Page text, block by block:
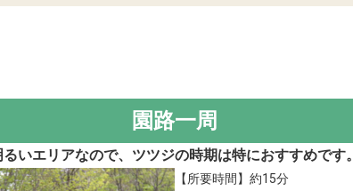
園路一周
るいエリアなので、ツツジの時期は特におすすめです。
【所要時間】約15分